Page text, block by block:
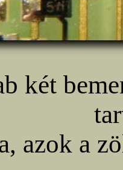
két
azok a